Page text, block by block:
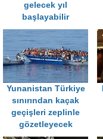
gelecek yıl
başlayabilir
Yunanistan Türkiye
sınırından kaçak
geçişleri zeplinle
gözetleyecek